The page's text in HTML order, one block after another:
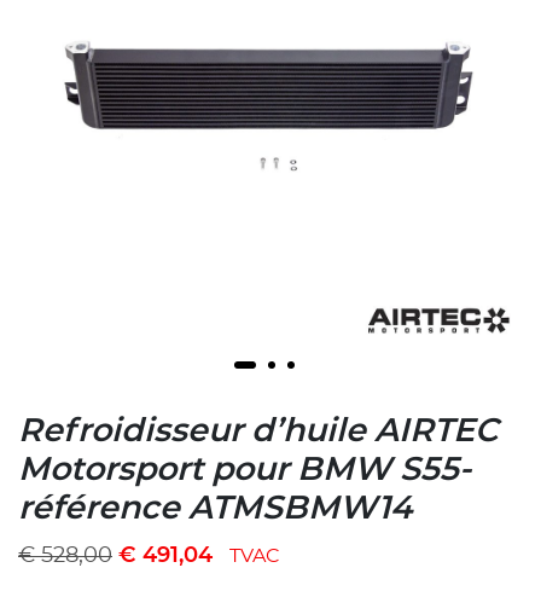
Refroidisseur d’huile AIRTEC
Motorsport pour BMW S55-
référence ATMSBMW14
€528,00 € 491,04 TVAC